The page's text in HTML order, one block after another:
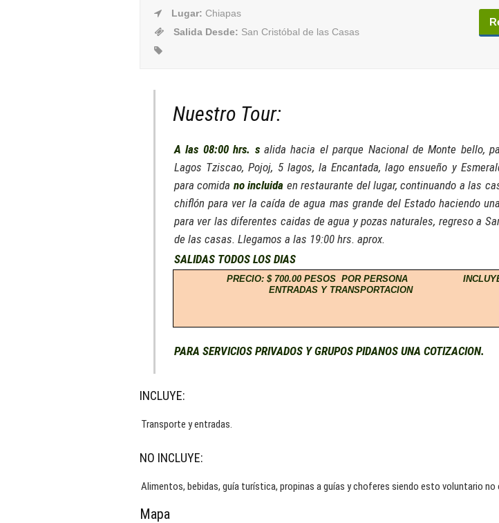
Lugar: Chiapas
Salida Desde: San Cristóbal de las Casas
Nuestro Tour:
A las 08:00 hrs. salida hacia el parque Nacional de Monte bello,
Lagos Tziscao, Pojoj, 5 lagos, la Encantada, lago ensueño y
para comida no incluida en restaurante del lugar, continuando a las
chiflón para ver la caída de agua mas grande del Estado haciendo
para ver las diferentes caidas de agua y pozas naturales, regreso a
de las casas. Llegamos a las 19:00 hrs. aprox.
SALIDAS TODOS LOS DIAS
PRECIO: $ 700.00 PESOS POR PERSONA
ENTRADAS Y TRANSPORTACION
PARA SERVICIOS PRIVADOS Y GRUPOS PIDANOS UNA COTIZACION.
INCLUYE:
Transporte y entradas.
NO INCLUYE:
Alimentos, bebidas, guía turística, propinas a guías y choferes siendo esto voluntario no
Mapa